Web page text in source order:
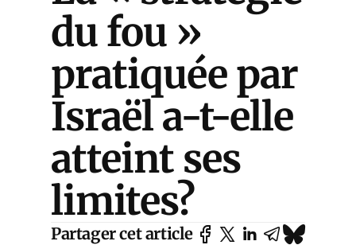
du fou »
pratiquée par
Israël a-t-elle
atteint ses
limites?
Partager cet article